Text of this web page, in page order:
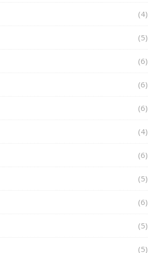
(4)
(5)
(6)
(6)
(6)
(4)
(6)
(5)
(6)
(5)
(5)